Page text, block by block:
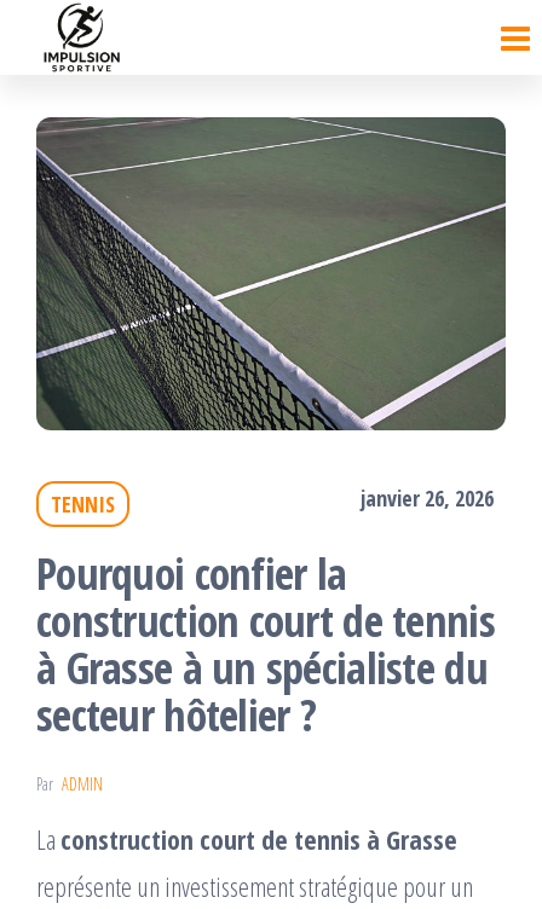
contenu
TENNIS janvier 26, 2026
Pourquoi confier la
construction court de tennis
à Grasse à un spécialiste du
secteur hôtelier ?
Par ADMIN
La construction court de tennis à Grasse
représente un investissement stratégique pour un